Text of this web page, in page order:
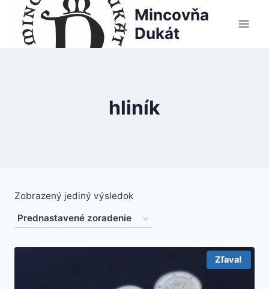
content
Mincovňa
Dukát
hliník
Zobrazený jediný výsledok
Zľava!